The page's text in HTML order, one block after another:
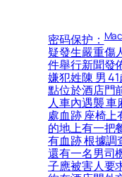
密码保护：
疑發生嚴重傷
件舉行新聞發
嫌犯姓陳 男
點位於酒店門
人車內遇襲
處血跡 座椅
的地上有一把
有血跡 根據調
還有一名男司
子應被害人要